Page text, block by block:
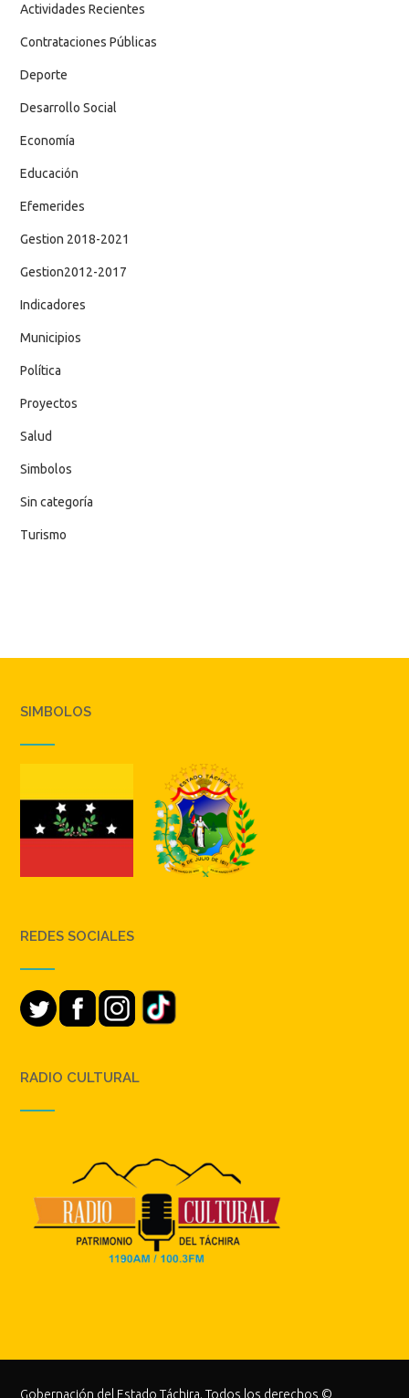
Actividades Recientes
Contrataciones Públicas
Deporte
Desarrollo Social
Economía
Educación
Efemerides
Gestion 2018-2021
Gestion2012-2017
Indicadores
Municipios
Política
Proyectos
Salud
Simbolos
Sin categoría
Turismo
SIMBOLOS
REDES SOCIALES
RADIO CULTURAL
Gobernación del Estado Táchira. Todos los derechos ©